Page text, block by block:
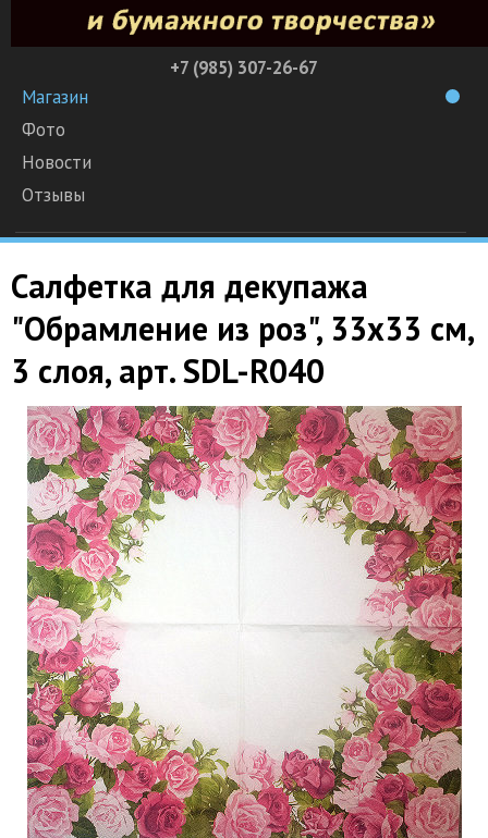
+7 (985) 307-26-67
Магазин
Фото
Новости
Отзывы
Салфетка для декупажа
"Обрамление из роз", 33х33 см,
3 слоя, арт. SDL-R040